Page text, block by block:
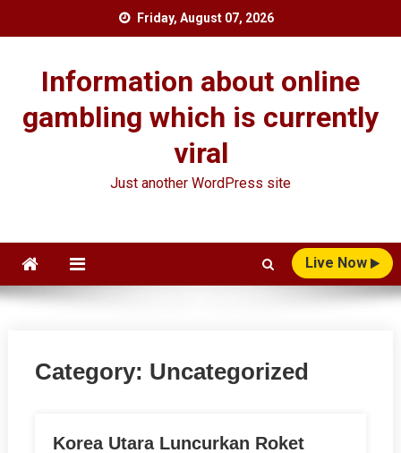
Friday, August 07, 2026
Information about online
gambling which is currently
viral
Just another WordPress site
Live Now
Category: Uncategorized
Korea Utara Luncurkan Roket